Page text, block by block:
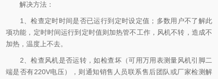
解决方法：
1、检查定时时间是否已运行到定时设定值；多数用户不了解此
项功能，定时时间运行到定时值则加热管不工作，风机不转，造成不
加热，温度上不去。
2、检查风机是否运转，如检查坏（可用万用表测量风机引脚二
端是否有220V电压），则通知销售人员联系售后团队或厂家检测解